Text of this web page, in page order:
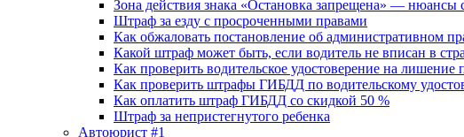
Зона действия знака «Остановка запрещена» —
Штраф за езду с просроченными правами
Как обжаловать постановление об
Какой штраф может быть, если водитель не вписан в
Как проверить водительское удостоверение на лишение
Как проверить штрафы ГИБДД по водительскому
Как оплатить штраф ГИБДД со скидкой 50 %
Штраф за непристегнутого ребенка
Автоюрист #1